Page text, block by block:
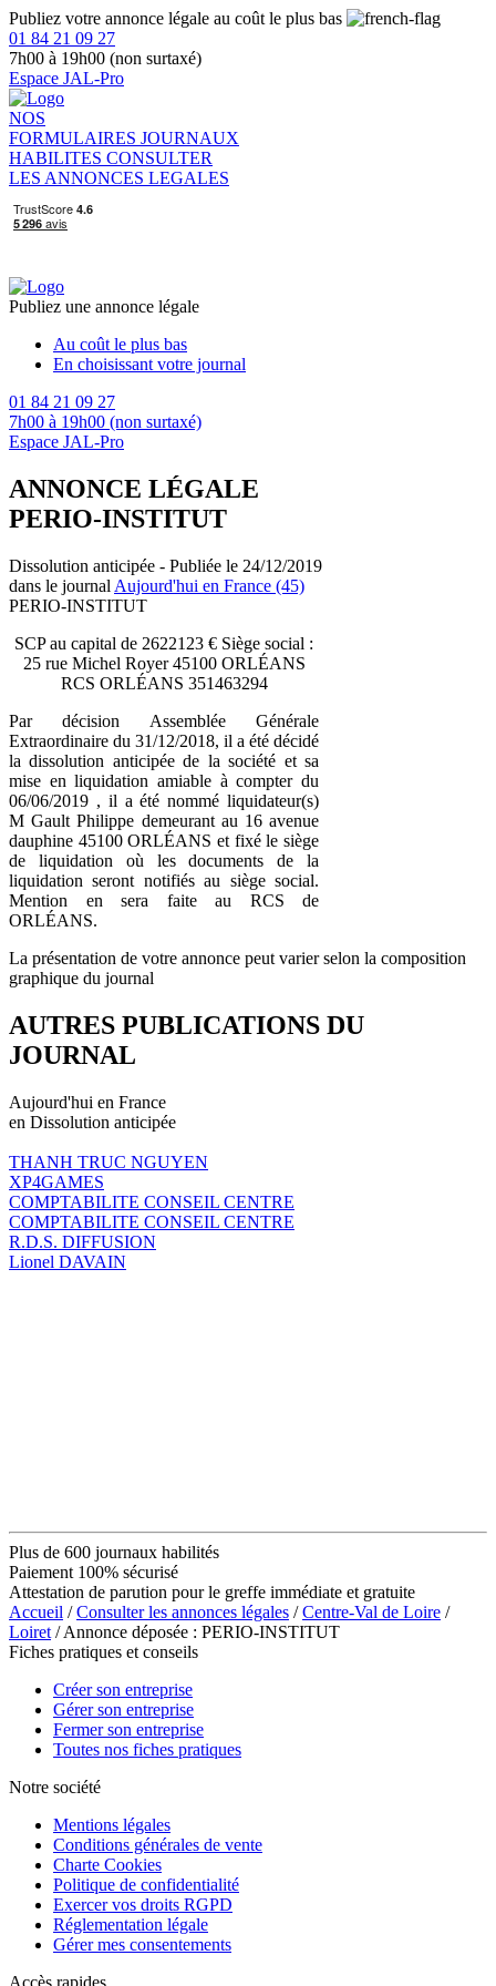
Publiez votre annonce légale au coût le plus bas
01 84 21 09 27
7h00 à 19h00 (non surtaxé)
Espace JAL-Pro
NOS
FORMULAIRES JOURNAUX
HABILITES CONSULTER
LES ANNONCES LEGALES
Publiez une annonce légale
Au coût le plus bas
En choisissant votre journal
01 84 21 09 27
7h00 à 19h00 (non surtaxé)
Espace JAL-Pro
ANNONCE LÉGALE
PERIO-INSTITUT
Dissolution anticipée - Publiée le 24/12/2019
dans le journal Aujourd'hui en France (45)
PERIO-INSTITUT
SCP au capital de 2622123 € Siège social :
25 rue Michel Royer 45100 ORLÉANS
RCS ORLÉANS 351463294
Par décision Assemblée Générale
Extraordinaire du 31/12/2018, il a été décidé
la dissolution anticipée de la société et sa
mise en liquidation amiable à compter du
06/06/2019 , il a été nommé liquidateur(s)
M Gault Philippe demeurant au 16 avenue
dauphine 45100 ORLÉANS et fixé le siège
de liquidation où les documents de la
liquidation seront notifiés au siège social.
Mention en sera faite au RCS de
ORLÉANS.
La présentation de votre annonce peut varier selon la composition
graphique du journal
AUTRES PUBLICATIONS DU
JOURNAL
Aujourd'hui en France
en Dissolution anticipée
THANH TRUC NGUYEN
XP4GAMES
COMPTABILITE CONSEIL CENTRE
COMPTABILITE CONSEIL CENTRE
R.D.S. DIFFUSION
Lionel DAVAIN
Plus de 600 journaux habilités
Paiement 100% sécurisé
Attestation de parution pour le greffe immédiate et gratuite
Accueil /Consulter les annonces légales /Centre-Val de Loire /
Loiret / Annonce déposée : PERIO-INSTITUT
Fiches pratiques et conseils
Créer son entreprise
Gérer son entreprise
Fermer son entreprise
Toutes nos fiches pratiques
Notre société
Mentions légales
Conditions générales de vente
Charte Cookies
Politique de confidentialité
Exercer vos droits RGPD
Réglementation légale
Gérer mes consentements
Accès rapides